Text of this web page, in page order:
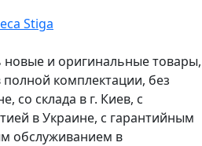
Stiga
новые и оригинальные товары,
комплектации, без
со склада в г. Киев, с
в Украине, с гарантийным
обслуживанием в